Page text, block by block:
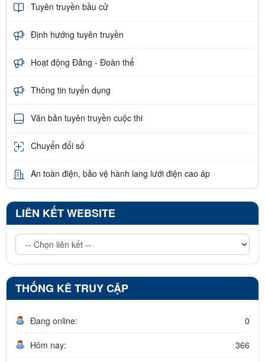
Tuyên truyền bầu cử
Định hướng tuyên truyền
Hoạt động Đảng - Đoàn thể
Thông tin tuyển dụng
Văn bản tuyên truyền cuộc thi
Chuyển đổi số
An toàn điện, bảo vệ hành lang lưới điện cao áp
LIÊN KẾT WEBSITE
THỐNG KÊ TRUY CẬP
Đang online: 0
Hôm nay: 366